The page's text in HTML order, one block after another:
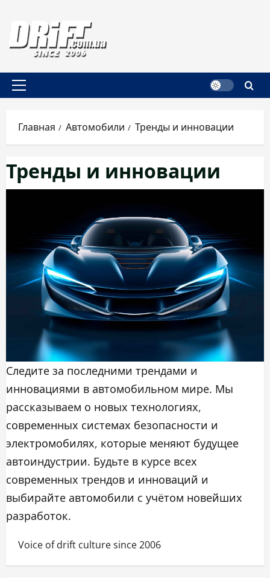
содержимому
Основное
Главная Автомобили Тренды и инновации
Тренды и инновации
Следите за последними трендами и
инновациями в автомобильном мире. Мы
рассказываем о новых технологиях,
современных системах безопасности и
электромобилях, которые меняют будущее
автоиндустрии. Будьте в курсе всех
современных трендов и инноваций и
выбирайте автомобили с учётом новейших
разработок.
Voice of drift culture since 2006